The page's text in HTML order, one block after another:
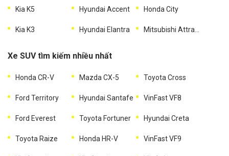
Kia K5 Hyundai Accent Honda City
Kia K3 Hyundai Elantra
Xe SUV tìm kiếm nhiều nhất
Honda CR-V Mazda CX-5 Toyota Cross
Ford Territory Hyundai Santafe VinFast VF8
Ford Everest Toyota Fortuner Hyundai Creta
Toyota Raize Honda HR-V VinFast VF9